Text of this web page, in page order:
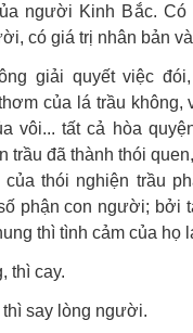
người Kinh Bắc. Có
có giá trị nhân bản
giải quyết việc
của lá trầu không,
vôi... tất cả hòa
trầu đã thành thói
thói nghiện trầu
phận con người; bởi
thì tình cảm của họ
thì cay.
thì say lòng người.